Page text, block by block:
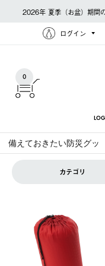
2026年 夏季（お盆）期間
ログイン
0
カテゴリ